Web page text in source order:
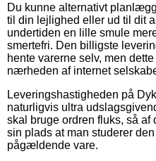
Du kunne alternativt
til din lejlighed eller ud til dit
undertiden en lille smule
smertefri. Den billigste
hente varerne selv, men
nærheden af internet
Leveringshastigheden på
naturligvis ultra
skal bruge ordren fluks, så af
sin plads at man studerer
pågældende vare.